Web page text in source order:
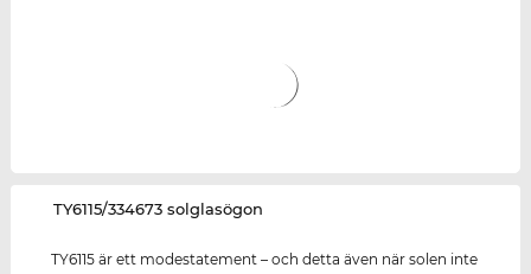
‌TY6115/334673 solglasögon
TY6115 är ett modestatement – och detta även när solen inte